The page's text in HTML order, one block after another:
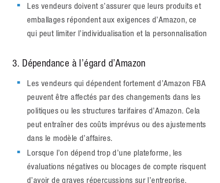
Les vendeurs doivent s’assurer que leurs produits et
emballages répondent aux exigences d’Amazon, ce
qui peut limiter l’individualisation et la personnalisation
3. Dépendance à l’égard d’Amazon
Les vendeurs qui dépendent fortement d’Amazon FBA
peuvent être affectés par des changements dans les
politiques ou les structures tarifaires d’Amazon. Cela
peut entraîner des coûts imprévus ou des ajustements
dans le modèle d’affaires.
Lorsque l’on dépend trop d’une plateforme, les
évaluations négatives ou blocages de compte risquent
d’avoir de graves répercussions sur l’entreprise.